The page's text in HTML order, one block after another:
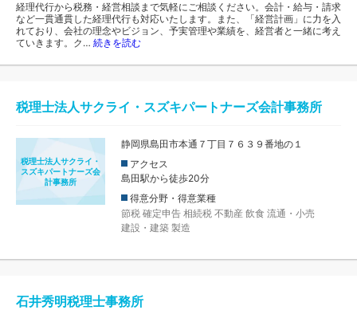
経理代行から税務・経営相談まで気軽にご相談ください。会計・給与・請求
など一貫通貫した経理代行も対応いたします。また、「経営計画」に力を入
れており、会社の理念やビジョン、予実管理や業績を、経営者と一緒に考え
ていきます。ク… 続きを読む
税理士法人サクライ・スズキパートナーズ会計事務所
税理士法人サクライ・
スズキパートナーズ会
計事務所
静岡県島田市本通７丁目７６３９番地の１
アクセス
島田駅から徒歩20分
得意分野・得意業種
節税 確定申告 相続税 不動産 飲食 流通・小売
建設・建築 製造
石井秀明税理士事務所